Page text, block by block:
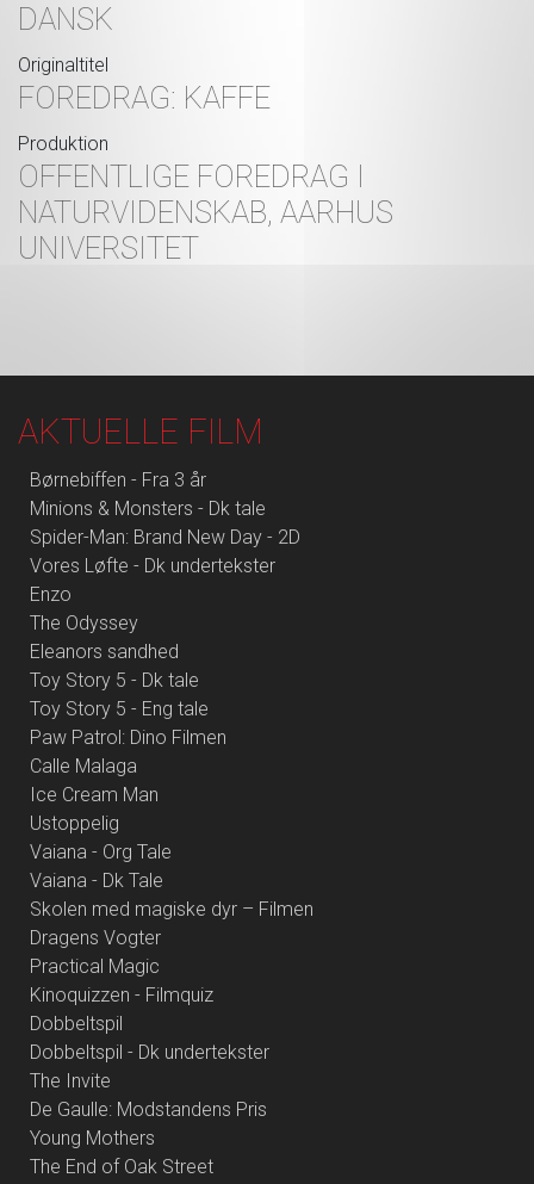
DANSK
Originaltitel
FOREDRAG: KAFFE
Produktion
OFFENTLIGE FOREDRAG I
NATURVIDENSKAB, AARHUS
UNIVERSITET
AKTUELLE FILM
Børnebiffen - Fra 3 år
Minions & Monsters - Dk tale
Spider-Man: Brand New Day - 2D
Vores Løfte - Dk undertekster
Enzo
The Odyssey
Eleanors sandhed
Toy Story 5 - Dk tale
Toy Story 5 - Eng tale
Paw Patrol: Dino Filmen
Calle Malaga
Ice Cream Man
Ustoppelig
Vaiana - Org Tale
Vaiana - Dk Tale
Skolen med magiske dyr – Filmen
Dragens Vogter
Practical Magic
Kinoquizzen - Filmquiz
Dobbeltspil
Dobbeltspil - Dk undertekster
The Invite
De Gaulle: Modstandens Pris
Young Mothers
The End of Oak Street